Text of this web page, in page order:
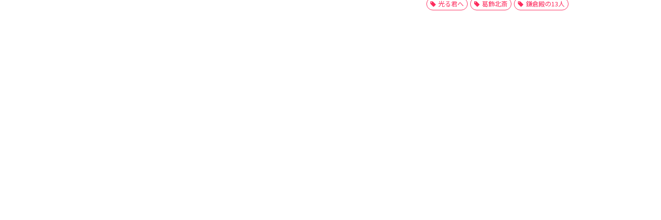
光る君へ 葛飾北斎 鎌倉殿の13人